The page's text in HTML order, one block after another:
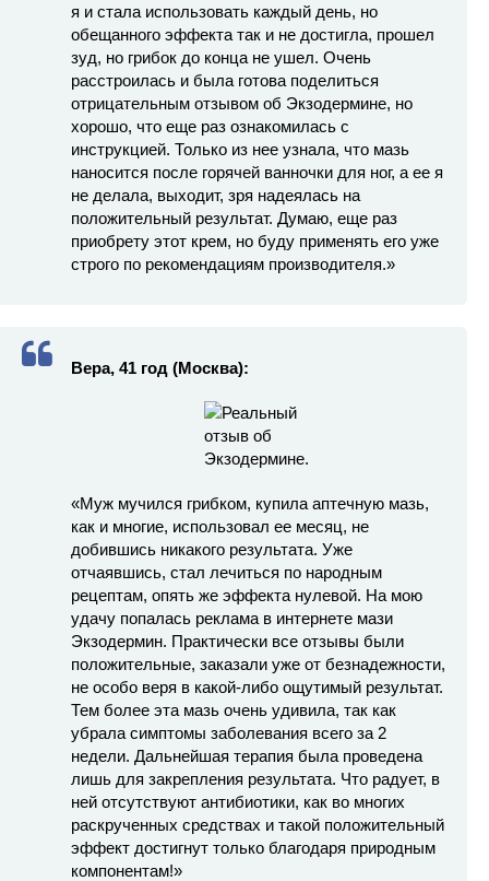
я и стала использовать каждый день, но
обещанного эффекта так и не достигла, прошел
зуд, но грибок до конца не ушел. Очень
расстроилась и была готова поделиться
отрицательным отзывом об Экзодермине, но
хорошо, что еще раз ознакомилась с
инструкцией. Только из нее узнала, что мазь
наносится после горячей ванночки для ног, а ее я
не делала, выходит, зря надеялась на
положительный результат. Думаю, еще раз
приобрету этот крем, но буду применять его уже
строго по рекомендациям производителя.»
Вера, 41 год (Москва):
«Муж мучился грибком, купила аптечную мазь,
как и многие, использовал ее месяц, не
добившись никакого результата. Уже
отчаявшись, стал лечиться по народным
рецептам, опять же эффекта нулевой. На мою
удачу попалась реклама в интернете мази
Экзодермин. Практически все отзывы были
положительные, заказали уже от безнадежности,
не особо веря в какой-либо ощутимый результат.
Тем более эта мазь очень удивила, так как
убрала симптомы заболевания всего за 2
недели. Дальнейшая терапия была проведена
лишь для закрепления результата. Что радует, в
ней отсутствуют антибиотики, как во многих
раскрученных средствах и такой положительный
эффект достигнут только благодаря природным
компонентам!»